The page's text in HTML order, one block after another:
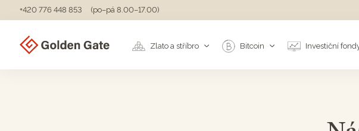
+420 776 448 853 (po–pá 8.00–17.00)
Zlato a stříbro Bitcoin Investiční